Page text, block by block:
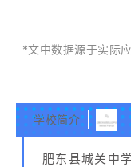
*文中数据源于实际
学校简介
肥东县城关中